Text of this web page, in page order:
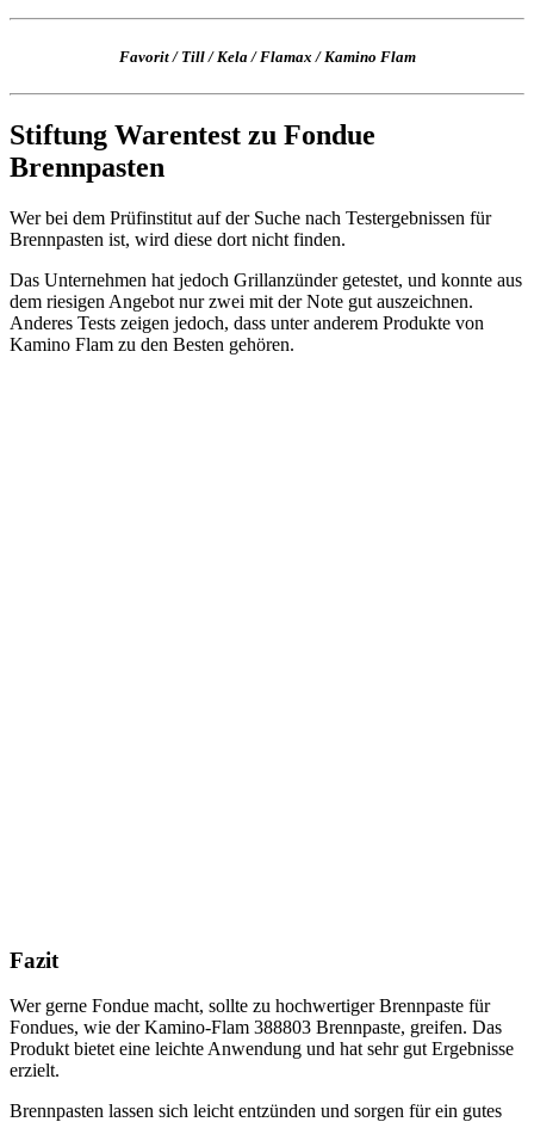
Favorit /Till /Kela /Flamax /Kamino Flam
Stiftung Warentest zu Fondue
Brennpasten
Wer bei dem Prüfinstitut auf der Suche nach Testergebnissen für
Brennpasten ist, wird diese dort nicht finden.
Das Unternehmen hat jedoch Grillanzünder getestet, und konnte aus
dem riesigen Angebot nur zwei mit der Note gut auszeichnen.
Anderes Tests zeigen jedoch, dass unter anderem Produkte von
Kamino Flam zu den Besten gehören.
Fazit
Wer gerne Fondue macht, sollte zu hochwertiger Brennpaste für
Fondues, wie der Kamino-Flam 388803 Brennpaste, greifen. Das
Produkt bietet eine leichte Anwendung und hat sehr gut Ergebnisse
erzielt.
Brennpasten lassen sich leicht entzünden und sorgen für ein gutes